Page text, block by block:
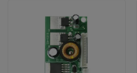
Contáctenos